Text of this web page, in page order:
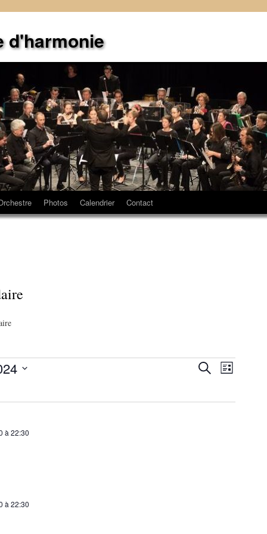
d'harmonie
Photos Calendrier Contact
Recherche
Recherche
vues
Liste
à 22:30
à 22:30